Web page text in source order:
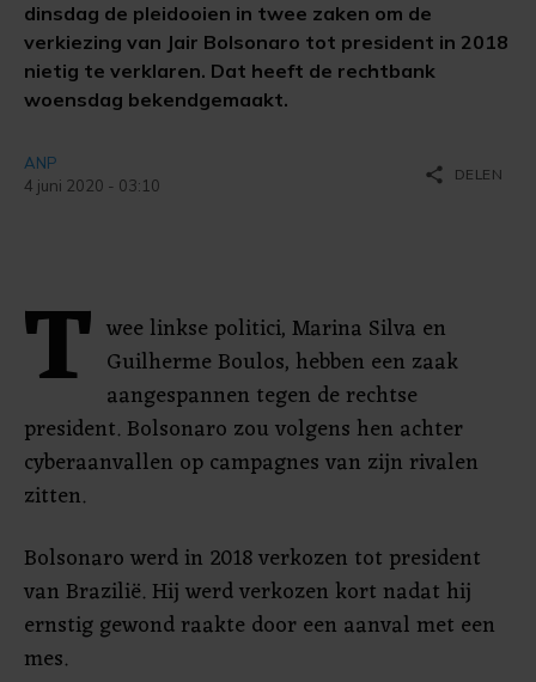
dinsdag de pleidooien in twee zaken om de
verkiezing van Jair Bolsonaro tot president in 2018
nietig te verklaren. Dat heeft de rechtbank
woensdag bekendgemaakt.
ANP
4 juni 2020 - 03:10
share DELEN
T wee linkse politici, Marina Silva en
Guilherme Boulos, hebben een zaak
aangespannen tegen de rechtse
president. Bolsonaro zou volgens hen achter
cyberaanvallen op campagnes van zijn rivalen
zitten.
Bolsonaro werd in 2018 verkozen tot president
van Brazilië. Hij werd verkozen kort nadat hij
ernstig gewond raakte door een aanval met een
mes.